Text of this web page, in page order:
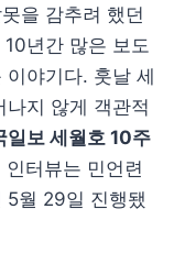
을 감추려 했던
10년간 많은 보도
야기다. 훗날 세
지 않게 객관적
일보 세월호 10주
터뷰는 민언련
5월 29일 진행됐